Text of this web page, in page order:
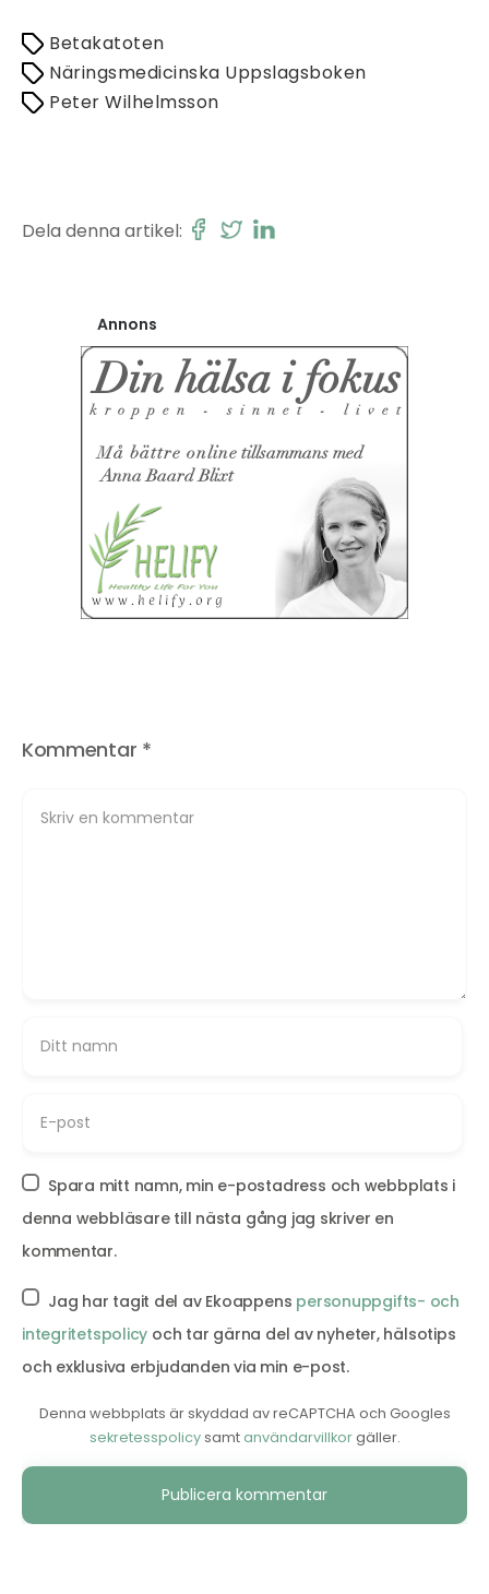
Betakatoten
Näringsmedicinska Uppslagsboken
Peter Wilhelmsson
Dela denna artikel:
Annons
Kommentar *
Spara mitt namn, min e-postadress och webbplats i
denna webbläsare till nästa gång jag skriver en
kommentar.
Jag har tagit del av Ekoappens personuppgifts- och
integritetspolicy och tar gärna del av nyheter, hälsotips
och exklusiva erbjudanden via min e-post.
Denna webbplats är skyddad av reCAPTCHA och Googles
sekretesspolicysamtanvändarvillkorgäller.
Alternative: